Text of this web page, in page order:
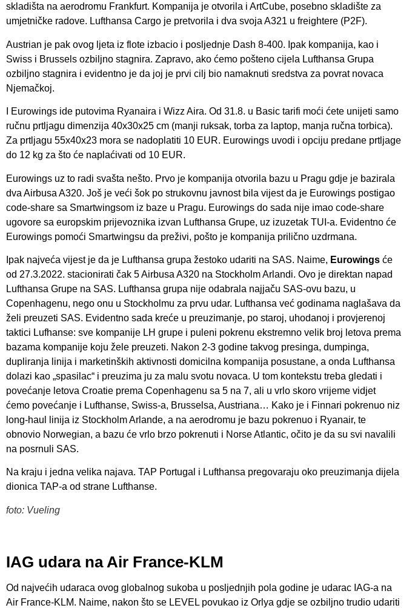
skladišta na aerodromu Frankfurt. Kompanija je otvorila i ArtCube, posebno skladište za
umjetničke radove. Lufthansa Cargo je pretvorila i dva svoja A321 u freightere (P2F).
Austrian je pak ovog ljeta iz flote izbacio i posljednje Dash 8-400. Ipak kompanija, kao i
Swiss i Brussels ozbiljno stagnira. Zapravo, ako ćemo pošteno cijela Lufthansa Grupa
ozbiljno stagnira i evidentno je da joj je prvi cilj bio namaknuti sredstva za povrat novaca
Njemačkoj.
I Eurowings ide putovima Ryanaira i Wizz Aira. Od 31.8. u Basic tarifi moći ćete unijeti samo
ručnu prtljagu dimenzija 40x30x25 cm (manji ruksak, torba za laptop, manja ručna torbica).
Za prtljagu 55x40x23 mora se nadoplatiti 10 EUR. Eurowings uvodi i opciju predane prtljage
do 12 kg za što će naplaćivati od 10 EUR.
Eurowings uz to radi svašta nešto. Prvo je kompanija otvorila bazu u Pragu gdje je bazirala
dva Airbusa A320. Još je veći šok po strukovnu javnost bila vijest da je Eurowings postigao
code-share sa Smartwingsom iz baze u Pragu. Eurowings do sada nije imao code-share
ugovore sa europskim prijevoznika izvan Lufthansa Grupe, uz izuzetak TUI-a. Evidentno će
Eurowings pomoći Smartwingsu da preživi, pošto je kompanija prilično uzdrmana.
Ipak najveća vijest je da je Lufthansa grupa žestoko udariti na SAS. Naime, Eurowings će
od 27.3.2022. stacionirati čak 5 Airbusa A320 na Stockholm Arlandi. Ovo je direktan napad
Lufthansa Grupe na SAS. Lufthansa grupa nije odabrala najjaču SAS-ovu bazu, u
Copenhagenu, nego onu u Stockholmu za prvu udar. Lufthansa već godinama naglašava da
želi preuzeti SAS. Evidentno sada kreće u preuzimanje, po staroj, uhodanoj i provjerenoj
taktici Lufhanse: sve kompanije LH grupe i puleni pokrenu ekstremno velik broj letova prema
bazama kompanije koju žele preuzeti. Nakon 2-3 godine takvog presinga, dumpinga,
dupliranja linija i marketinških aktivnosti domicilna kompanija posustane, a onda Lufthansa
dolazi kao „spasilac“ i preuzima ju za malu svotu novaca. U tom kontekstu treba gledati i
povećanje letova Croatie prema Copenhagenu sa 5 na 7, ali u vrlo skoro vrijeme vidjet
ćemo povećanje i Lufthanse, Swiss-a, Brusselsa, Austriana… Kako je i Finnari pokrenuo niz
long-haul linija iz Stockholm Arlande, a na aerodromu je bazu pokrenuo i Ryanair, te
obnovio Norwegian, a bazu će vrlo brzo pokrenuti i Norse Atlantic, očito je da su svi navalili
na posrnuli SAS.
Na kraju i jedna velika najava. TAP Portugal i Lufthansa pregovaraju oko preuzimanja dijela
dionica TAP-a od strane Lufthanse.
foto: Vueling
IAG udara na Air France-KLM
Od najvećih udaraca ovog globalnog sukoba u posljednjih pola godine je udarac IAG-a na
Air France-KLM. Naime, nakon što se LEVEL povukao iz Orlya gdje se ozbiljno trudio udariti